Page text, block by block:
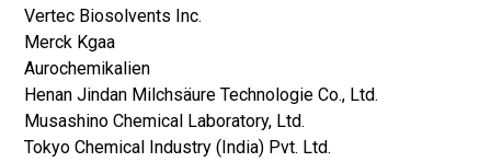
Vertec Biosolvents Inc.
Merck Kgaa
Aurochemikalien
Henan Jindan Milchsäure Technologie Co., Ltd.
Musashino Chemical Laboratory, Ltd.
Tokyo Chemical Industry (India) Pvt. Ltd.